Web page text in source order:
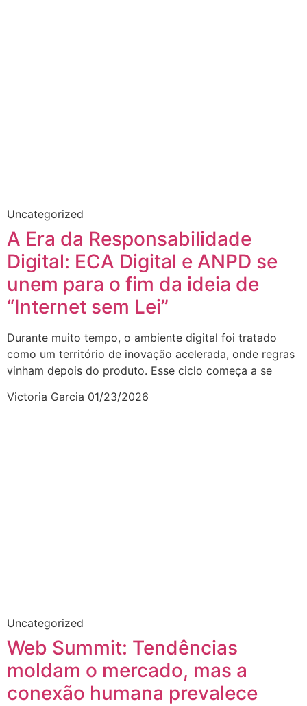
Uncategorized
A Era da Responsabilidade
Digital: ECA Digital e ANPD se
unem para o fim da ideia de
“Internet sem Lei”
Durante muito tempo, o ambiente digital foi tratado
como um território de inovação acelerada, onde regras
vinham depois do produto. Esse ciclo começa a se
Victoria Garcia 01/23/2026
Uncategorized
Web Summit: Tendências
moldam o mercado, mas a
conexão humana prevalece